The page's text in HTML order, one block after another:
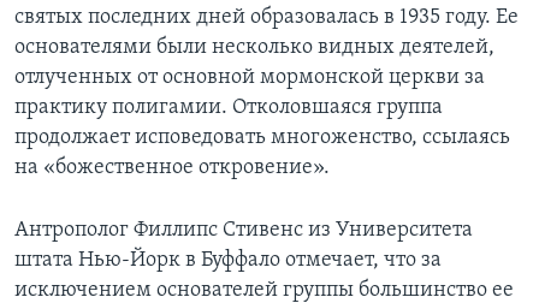
Языки
святых последних дней образовалась в 1935 году. Ее
основателями были несколько видных деятелей,
отлученных от основной мормонской церкви за
практику полигамии. Отколовшаяся группа
продолжает исповедовать многоженство, ссылаясь
на «божественное откровение».
Антрополог Филлипс Стивенс из Университета
штата Нью-Йорк в Буффало отмечает, что за
исключением основателей группы большинство ее